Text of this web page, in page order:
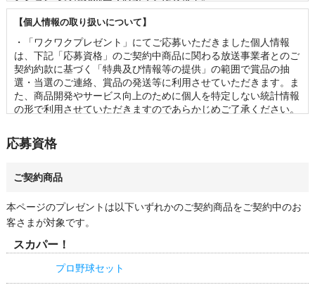
・新型コロナウイルス感染拡大防止の取り組みに関しましては、
主催者・イベント会場等の方針に従っていただきますようお願い
・賞品の内容（イベントの出演者、グッズの名称・仕様等）は事
前の予告なく変更となる場合がございます。
・お客様の当選機会均等のため、一度当選されたお客様は2ヶ月
以内の再当選はできませんのであらかじめご了承ください。
・当選の発表は、当選の通知をもって代えさせていただきます。
なお、賞品のお届け先は日本国内に限らせていただきます。
・応募状況、および当落に関するお問い合わせは一切ご回答でき
かねます。
・賞品の管理には万全を期しておりますが、配送を伴う賞品にお
可能性がございます。予めご容赦ください。
【個人情報の取り扱いについて】
・「ワクワクプレゼント」にてご応募いただきました個人情報
は、下記「応募資格」のご契約中商品に関わる放送事業者とのご
契約約款に基づく「特典及び情報等の提供」の範囲で賞品の抽
選・当選のご連絡、賞品の発送等に利用させていただきます。ま
た、商品開発やサービス向上のために個人を特定しない統計情報
の形で利用させていただきますのであらかじめご了承ください。
る場合には、あらかじめ必要事項を通知いたしますのでご確認く
ださい。
会社のプライバシーポリシーをご参照ください。
応募資格
ご契約商品
本ページのプレゼントは以下いずれかのご契約商品をご契約中のお
客さまが対象です。
スカパー！
プロ野球セット